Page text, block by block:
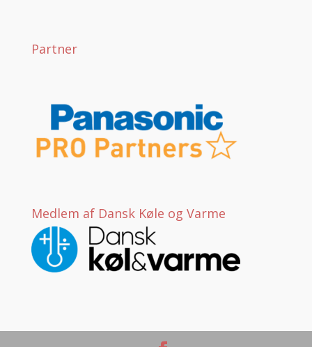
Partner
Medlem af Dansk Køle og Varme